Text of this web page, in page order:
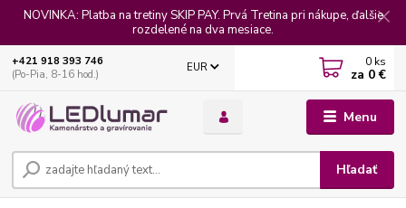
NOVINKA: Platba na tretiny SKIP PAY. Prvá Tretina pri nákupe, ďalšie
rozdelené na dva mesiace.
Menu
EUR
Hľadať
+421 918 393 746
(Po-Pia, 8-16 hod.)
0 ks
za 0 €